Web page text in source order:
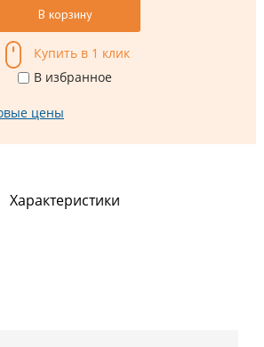
В корзину
Купить в 1 клик
В избранное
цены
Характеристики